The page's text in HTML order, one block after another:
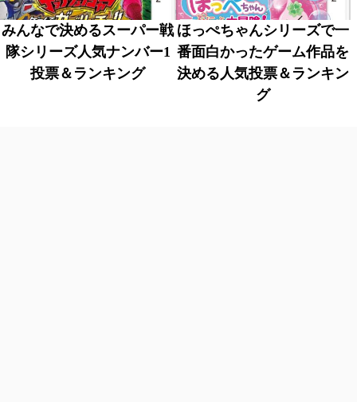
みんなで決めるスーパー戦
隊シリーズ人気ナンバー1
投票＆ランキング
ほっぺちゃんシリーズで一
番面白かったゲーム作品を
決める人気投票＆ランキン
グ